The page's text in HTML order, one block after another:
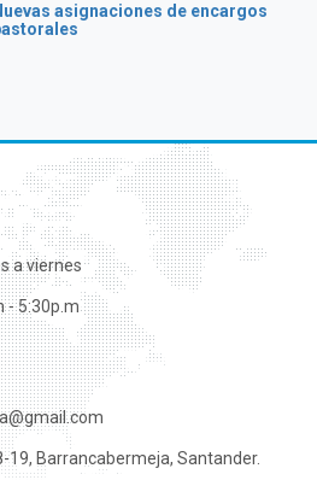
asignaciones de encargos
a viernes
- 5:30p.m
19, Barrancabermeja, Santander.